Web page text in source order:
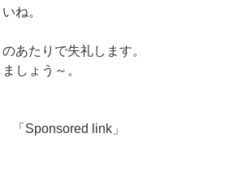
ね。
あたりで失礼します。
しょう～。
「Sponsored link」